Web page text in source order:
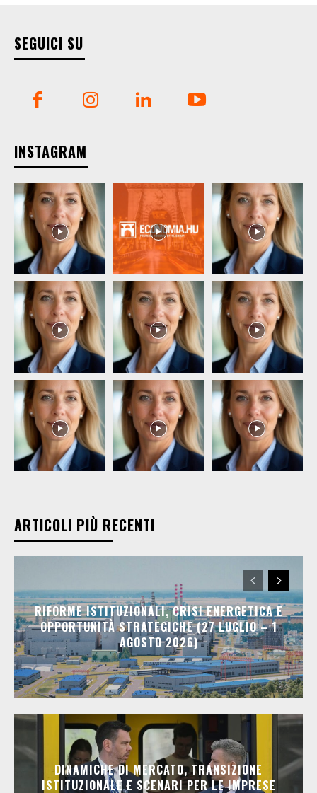
SEGUICI SU
INSTAGRAM
ARTICOLI PIÙ RECENTI
RIFORME ISTITUZIONALI, CRISI ENERGETICA E
OPPORTUNITÀ STRATEGICHE (27 LUGLIO – 1
AGOSTO 2026)
DINAMICHE DI MERCATO, TRANSIZIONE
ISTITUZIONALE E SCENARI PER LE IMPRESE